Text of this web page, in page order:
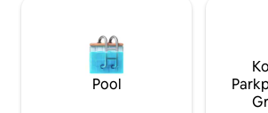
Pool